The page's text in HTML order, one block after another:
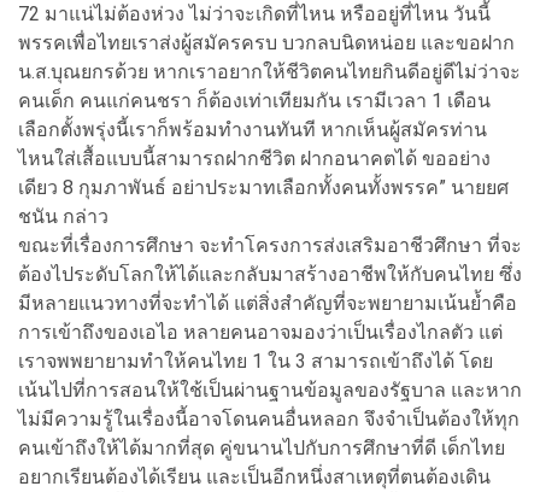
72 มาแน่ไม่ต้องห่วง ไม่ว่าจะเกิดที่ไหน หรืออยู่ที่ไหน วันนี้
พรรคเพื่อไทยเราส่งผู้สมัครครบ บวกลบนิดหน่อย และขอฝาก
น.ส.บุณยกรด้วย หากเราอยากให้ชีวิตคนไทยกินดีอยู่ดีไม่ว่าจะ
คนเด็ก คนแก่คนชรา ก็ต้องเท่าเทียมกัน เรามีเวลา 1 เดือน
เลือกตั้งพรุ่งนี้เราก็พร้อมทำงานทันที หากเห็นผู้สมัครท่าน
ไหนใส่เสื้อแบบนี้สามารถฝากชีวิต ฝากอนาคตได้ ขออย่าง
เดียว 8 กุมภาพันธ์ อย่าประมาทเลือกทั้งคนทั้งพรรค” นายยศ
ชนัน กล่าว
ขณะที่เรื่องการศึกษา จะทำโครงการส่งเสริมอาชีวศึกษา ที่จะ
ต้องไประดับโลกให้ได้และกลับมาสร้างอาชีพให้กับคนไทย ซึ่ง
มีหลายแนวทางที่จะทำได้ แต่สิ่งสำคัญที่จะพยายามเน้นย้ำคือ
การเข้าถึงของเอไอ หลายคนอาจมองว่าเป็นเรื่องไกลตัว แต่
เราจพพยายามทำให้คนไทย 1 ใน 3 สามารถเข้าถึงได้ โดย
เน้นไปที่การสอนให้ใช้เป็นผ่านฐานข้อมูลของรัฐบาล และหาก
ไม่มีความรู้ในเรื่องนี้อาจโดนคนอื่นหลอก จึงจำเป็นต้องให้ทุก
คนเข้าถึงให้ได้มากที่สุด คู่ขนานไปกับการศึกษาที่ดี เด็กไทย
อยากเรียนต้องได้เรียน และเป็นอีกหนึ่งสาเหตุที่ตนต้องเดิน